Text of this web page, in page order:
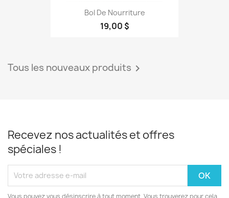
Bol De Nourriture
19,00 $
Tous les nouveaux produits 
Recevez nos actualités et offres
spéciales !
Vous pouvez vous désinscrire à tout moment. Vous trouverez pour cela